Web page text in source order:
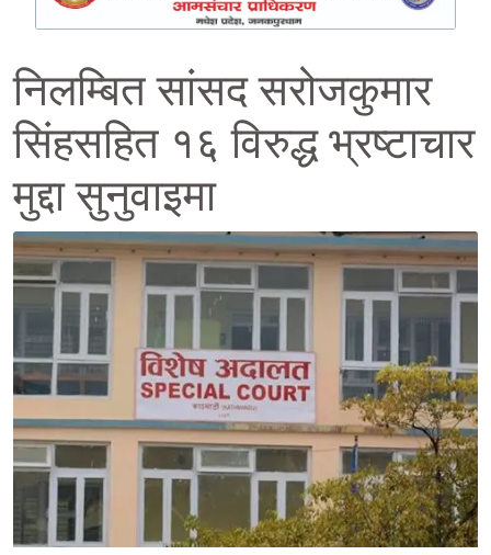
निलम्बित सांसद सरोजकुमार
सिंहसहित १६ विरुद्ध भ्रष्टाचार
मुद्दा सुनुवाइमा